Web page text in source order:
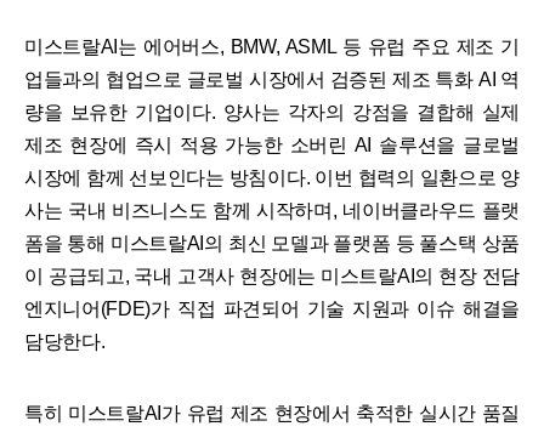
미스트랄AI는 에어버스, BMW, ASML 등 유럽 주요 제조 기
업들과의 협업으로 글로벌 시장에서 검증된 제조 특화 AI 역
량을 보유한 기업이다. 양사는 각자의 강점을 결합해 실제
제조 현장에 즉시 적용 가능한 소버린 AI 솔루션을 글로벌
시장에 함께 선보인다는 방침이다. 이번 협력의 일환으로 양
사는 국내 비즈니스도 함께 시작하며, 네이버클라우드 플랫
폼을 통해 미스트랄AI의 최신 모델과 플랫폼 등 풀스택 상품
이 공급되고, 국내 고객사 현장에는 미스트랄AI의 현장 전담
엔지니어(FDE)가 직접 파견되어 기술 지원과 이슈 해결을
담당한다.
특히 미스트랄AI가 유럽 제조 현장에서 축적한 실시간 품질